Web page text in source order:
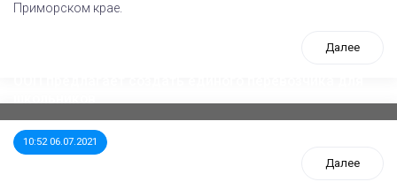
Приморском крае.
Далее
10:52 06.07.2021
Далее